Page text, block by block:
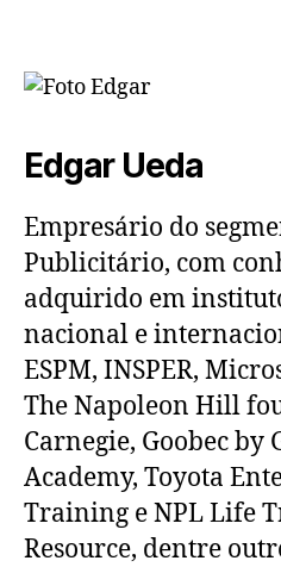
Edgar Ueda
Empresário do
Publicitário, com
adquirido em
nacional e
ESPM, INSPER,
The Napoleon Hill
Carnegie, Goobec by
Academy, Toyota
Training e NPL Life
Resource, dentre